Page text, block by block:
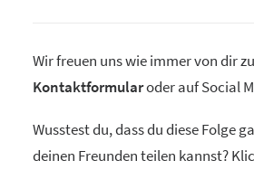
Wir freuen uns wie immer von dir
Kontaktformularoder auf Social
Wusstest du, dass du diese Folge
deinen Freunden teilen kannst?